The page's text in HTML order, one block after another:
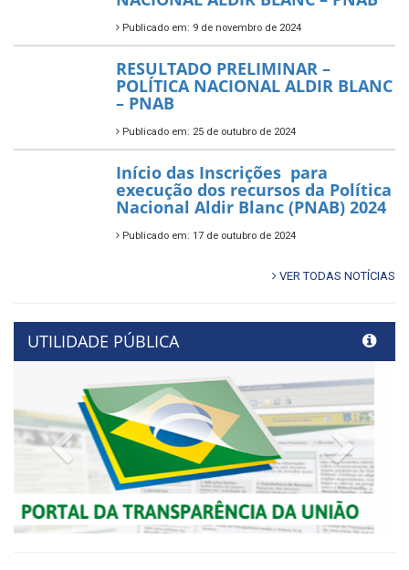
Publicado em: 9 de novembro de 2024
RESULTADO PRELIMINAR –
POLÍTICA NACIONAL ALDIR BLANC
– PNAB
Publicado em: 25 de outubro de 2024
Início das Inscrições para
execução dos recursos da Política
Nacional Aldir Blanc (PNAB) 2024
Publicado em: 17 de outubro de 2024
VER TODAS NOTÍCIAS
UTILIDADE PÚBLICA
Previous